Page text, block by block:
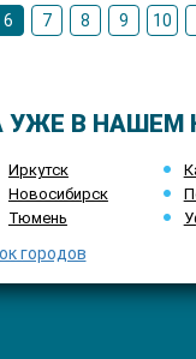
6 7 8 9 10
УЖЕ В НАШЕМ
Иркутск
Новосибирск
Тюмень
городов